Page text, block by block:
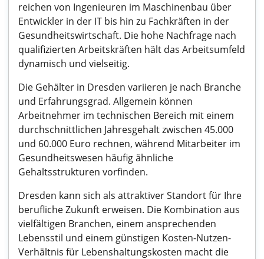
reichen von Ingenieuren im Maschinenbau über
Entwickler in der IT bis hin zu Fachkräften in der
Gesundheitswirtschaft. Die hohe Nachfrage nach
qualifizierten Arbeitskräften hält das Arbeitsumfeld
dynamisch und vielseitig.
Die Gehälter in Dresden variieren je nach Branche
und Erfahrungsgrad. Allgemein können
Arbeitnehmer im technischen Bereich mit einem
durchschnittlichen Jahresgehalt zwischen 45.000
und 60.000 Euro rechnen, während Mitarbeiter im
Gesundheitswesen häufig ähnliche
Gehaltsstrukturen vorfinden.
Dresden kann sich als attraktiver Standort für Ihre
berufliche Zukunft erweisen. Die Kombination aus
vielfältigen Branchen, einem ansprechenden
Lebensstil und einem günstigen Kosten-Nutzen-
Verhältnis für Lebenshaltungskosten macht die